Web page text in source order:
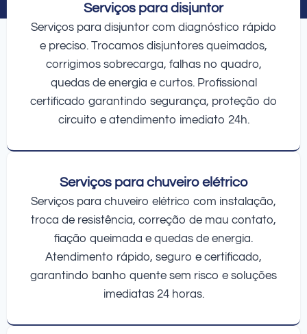
Serviços para disjuntor
Serviços para disjuntor com diagnóstico rápido
e preciso. Trocamos disjuntores queimados,
corrigimos sobrecarga, falhas no quadro,
quedas de energia e curtos. Profissional
certificado garantindo segurança, proteção do
circuito e atendimento imediato 24h.
Serviços para chuveiro elétrico
Serviços para chuveiro elétrico com instalação,
troca de resistência, correção de mau contato,
fiação queimada e quedas de energia.
Atendimento rápido, seguro e certificado,
garantindo banho quente sem risco e soluções
imediatas 24 horas.